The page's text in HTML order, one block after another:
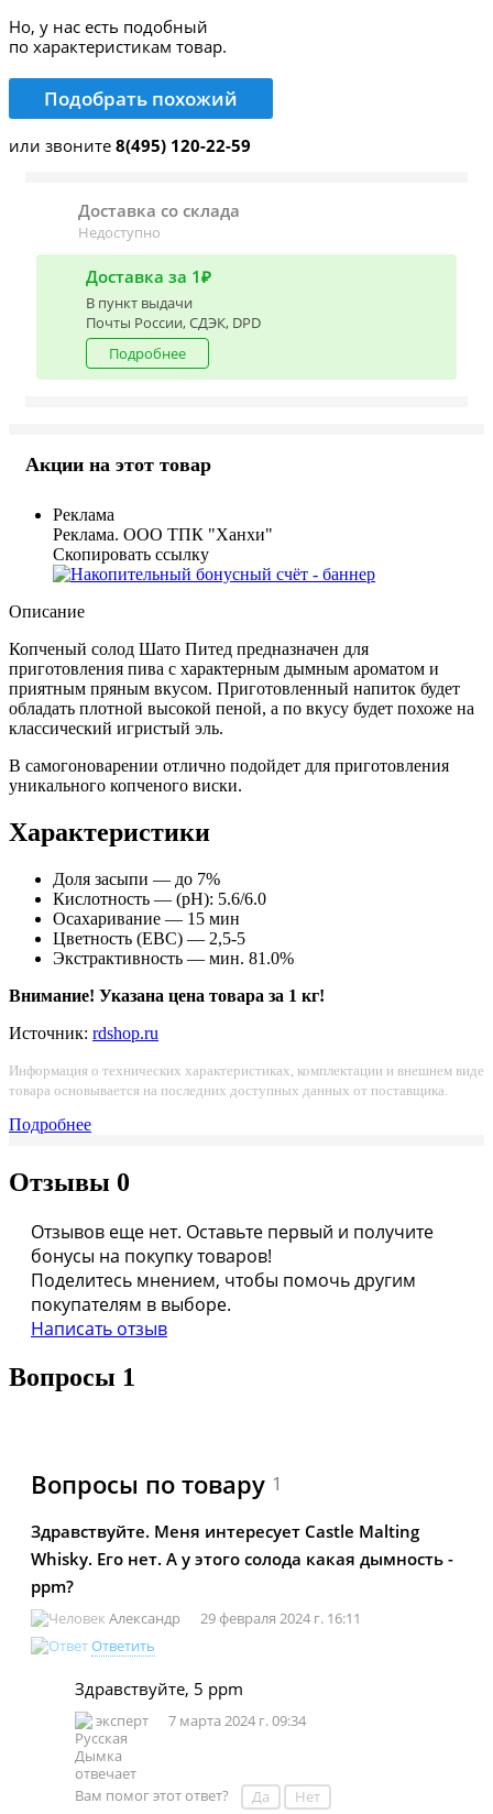
Но, у нас есть подобный
по характеристикам товар.
Подобрать похожий
или звоните 8(495) 120-22-59
Доставка со склада
Недоступно
Доставка за 1₽
В пункт выдачи
Почты России, СДЭК, DPD
Подробнее
Акции на этот товар
Реклама
Реклама. ООО ТПК "Ханхи"
Скопировать ссылку
Описание
Копченый солод Шато Питед предназначен для
приготовления пива с характерным дымным ароматом и
приятным пряным вкусом. Приготовленный напиток будет
обладать плотной высокой пеной, а по вкусу будет похоже на
классический игристый эль.
В самогоноварении отлично подойдет для приготовления
уникального копченого виски.
Характеристики
Доля засыпи — до 7%
Кислотность — (pH): 5.6/6.0
Осахаривание — 15 мин
Цветность (ЕВС) — 2,5-5
Экстрактивность — мин. 81.0%
Внимание! Указана цена товара за 1 кг!
Источник: rdshop.ru
Информация о технических характеристиках, комплектации и внешнем виде
товара основывается на последних доступных данных от поставщика.
Подробнее
Отзывы 0
Отзывов еще нет. Оставьте первый и получите
бонусы на покупку товаров!
Поделитесь мнением, чтобы помочь другим
покупателям в выборе.
Написать отзыв
Вопросы 1
Вопросы по товару 1
Здравствуйте. Меня интересует Castle Malting
Whisky. Его нет. А у этого солода какая дымность -
ppm?
Александр
29 февраля 2024 г. 16:11
Ответить
Здравствуйте, 5 ppm
эксперт 7 марта 2024 г. 09:34
Вам помог этот ответ? Да Нет